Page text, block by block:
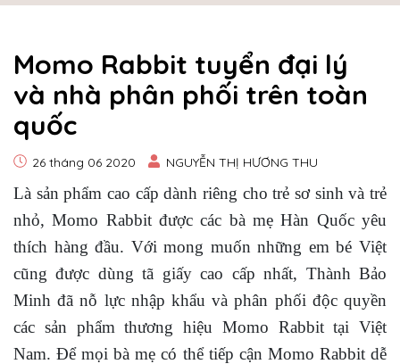
Momo Rabbit tuyển đại lý
và nhà phân phối trên toàn
quốc
26 tháng 06 2020 NGUYỄN THỊ HƯƠNG THU
Là sản phẩm cao cấp dành riêng cho trẻ sơ sinh và trẻ
nhỏ, Momo Rabbit được các bà mẹ Hàn Quốc yêu
thích hàng đầu. Với mong muốn những em bé Việt
cũng được dùng tã giấy cao cấp nhất, Thành Bảo
Minh đã nỗ lực nhập khẩu và phân phối độc quyền
các sản phẩm thương hiệu Momo Rabbit tại Việt
Nam. Để mọi bà mẹ có thể tiếp cận Momo Rabbit dễ